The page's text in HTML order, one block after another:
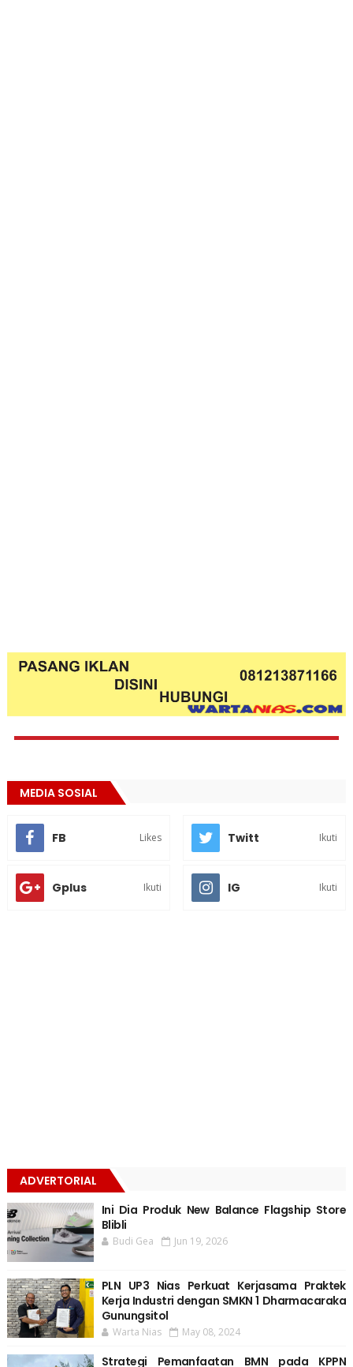
MEDIA SOSIAL
FB Likes Twitt Ikuti
Gplus Ikuti IG Ikuti
ADVERTORIAL
Ini Dia Produk New Balance Flagship Store
Blibli
Budi Gea Jun 19, 2026
PLN UP3 Nias Perkuat Kerjasama Praktek
Kerja Industri dengan SMKN 1 Dharmacaraka
Gunungsitol
Warta Nias May 08, 2024
Strategi Pemanfaatan BMN pada KPPN